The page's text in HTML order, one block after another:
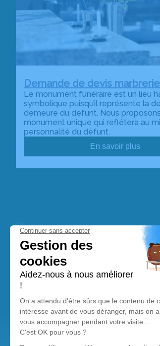
Demande de devis marbrerie
Le monument funéraire est un lieu
symbolique puisqu’il représente la
demeure du défunt. Nous
monument unique qui reflétera au
personnalité du défunt.
En savoir plus
Pompes Funèbres et
Nos équipes vous aident à honorer la
perpétuer son souvenir dans le
avec dignité dans son dernier voyage.
Nos agences
Pompes Funèbres et Marbrerie Naulleau
02 55 60 16 86